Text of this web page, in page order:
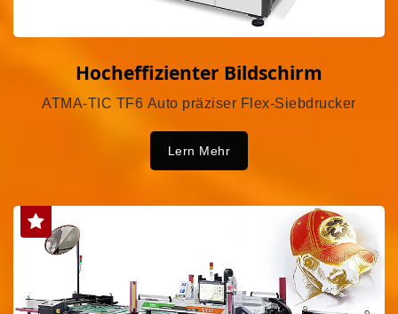
Hocheffizienter Bildschirm
ATMA-TIC TF6 Auto präziser Flex-Siebdrucker
Lern Mehr